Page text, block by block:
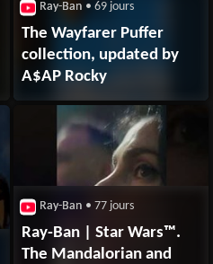
Ray-Ban • 69 jours
The Wayfarer Puffer
collection, updated by
A$AP Rocky
Ray-Ban • 77 jours
Ray-Ban | Star Wars™.
The Mandalorian and